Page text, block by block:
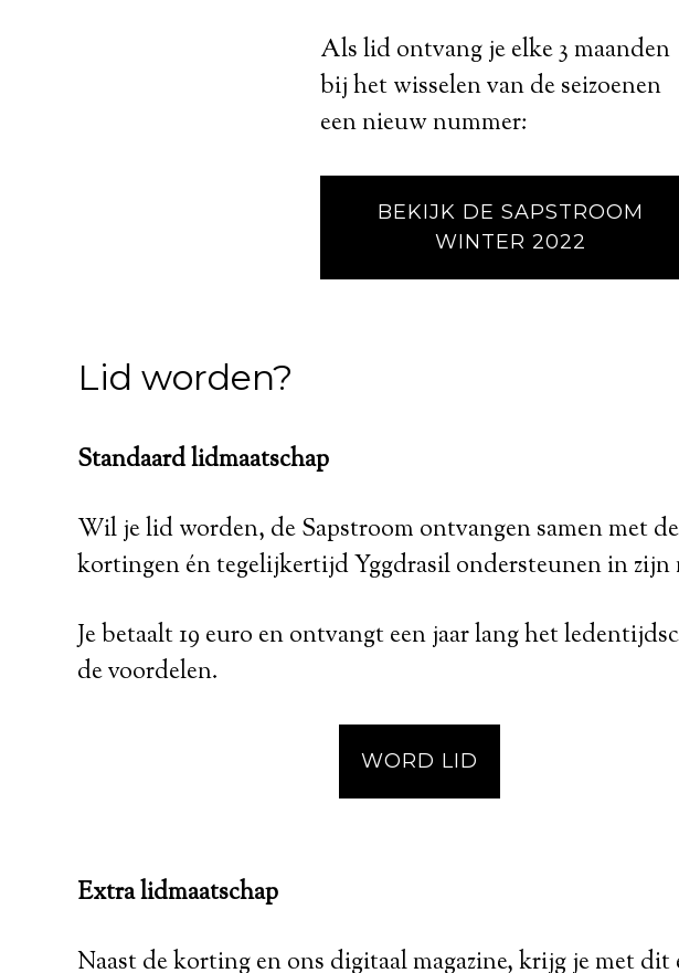
Als lid ontvang je elke 3 maanden
bij het wisselen van de seizoenen
een nieuw nummer:
BEKIJK DE SAPSTROOM
WINTER 2022
Lid worden?
Standaard lidmaatschap
Wil je lid worden, de Sapstroom ontvangen samen met de
kortingen én tegelijkertijd Yggdrasil ondersteunen in zijn
Je betaalt 19 euro en ontvangt een jaar lang het
de voordelen.
WORD LID
Extra lidmaatschap
Naast de korting en ons digitaal magazine, krijg je met dit